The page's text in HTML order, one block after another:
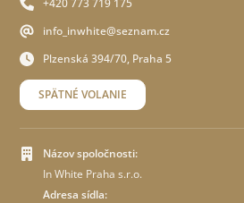
+420 773 719 175
info_inwhite@seznam.cz
Plzenská 394/70, Praha 5
SPÄTNÉ VOLANIE
Názov spoločnosti:
In White Praha s.r.o.
Adresa sídla: